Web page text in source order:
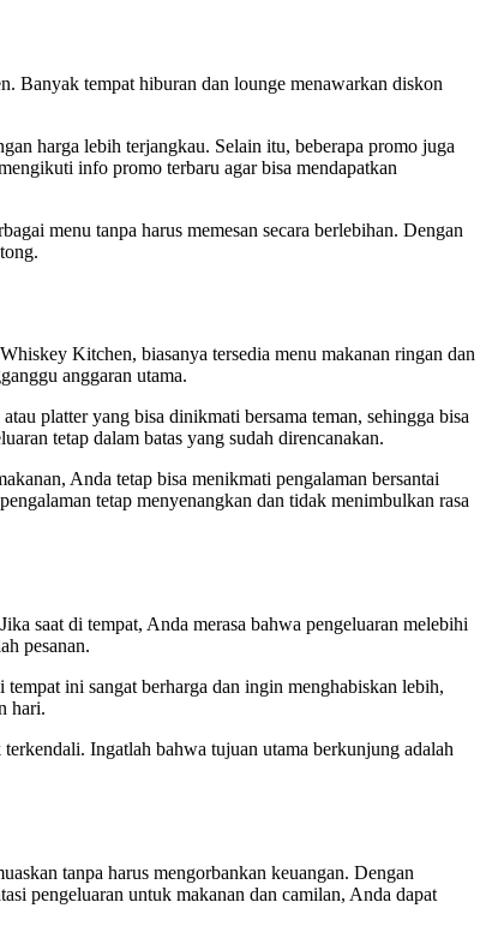
Banyak tempat hiburan dan lounge menawarkan diskon
harga lebih terjangkau. Selain itu, beberapa promo juga
info promo terbaru agar bisa mendapatkan
menu tanpa harus memesan secara berlebihan. Dengan
Kitchen, biasanya tersedia menu makanan ringan dan
anggaran utama.
platter yang bisa dinikmati bersama teman, sehingga bisa
tetap dalam batas yang sudah direncanakan.
Anda tetap bisa menikmati pengalaman bersantai
tetap menyenangkan dan tidak menimbulkan rasa
saat di tempat, Anda merasa bahwa pengeluaran melebihi
pesanan.
ini sangat berharga dan ingin menghabiskan lebih,
hari.
Ingatlah bahwa tujuan utama berkunjung adalah
tanpa harus mengorbankan keuangan. Dengan
pengeluaran untuk makanan dan camilan, Anda dapat